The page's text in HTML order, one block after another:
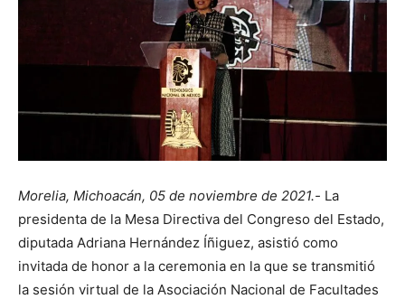
Morelia, Michoacán, 05 de noviembre de 2021.- La
presidenta de la Mesa Directiva del Congreso del Estado,
diputada Adriana Hernández Íñiguez, asistió como
invitada de honor a la ceremonia en la que se transmitió
la sesión virtual de la Asociación Nacional de Facultades